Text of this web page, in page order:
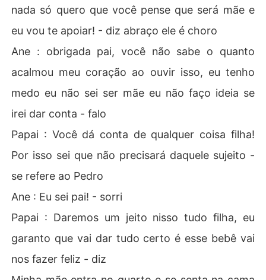
nada só quero que você pense que será mãe e
eu vou te apoiar! - diz abraço ele é choro
Ane : obrigada pai, você não sabe o quanto
acalmou meu coração ao ouvir isso, eu tenho
medo eu não sei ser mãe eu não faço ideia se
irei dar conta - falo
Papai : Você dá conta de qualquer coisa filha!
Por isso sei que não precisará daquele sujeito -
se refere ao Pedro
Ane : Eu sei pai! - sorri
Papai : Daremos um jeito nisso tudo filha, eu
garanto que vai dar tudo certo é esse bebê vai
nos fazer feliz - diz